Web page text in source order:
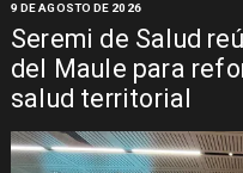
Seremi de Salud
del Maule para
salud territorial
9 DE AGOSTO DE 2026